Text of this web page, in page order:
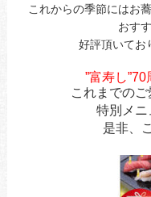
これからの季節にはお
おす
好評頂いてお
”富寿し
これまでの
特別メニ
是非、